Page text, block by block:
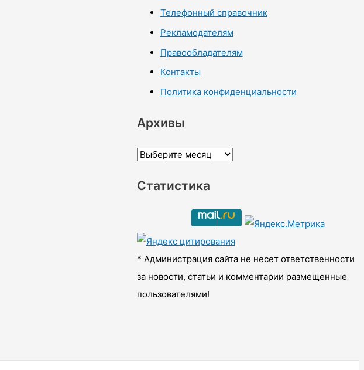
Телефонный справочник
Рекламодателям
Правообладателям
Контакты
Политика конфиденциальности
Архивы
А
х
ы
Статистика
* Администрация сайта не несет ответственности
за новости, статьи и комментарии размещенные
пользователями!